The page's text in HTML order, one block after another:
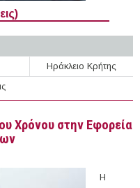
Ηράκλειο Κρήτης
στον Ιδιωτικό Τομέα στην
Χρόνου στην Εφορεία
Η